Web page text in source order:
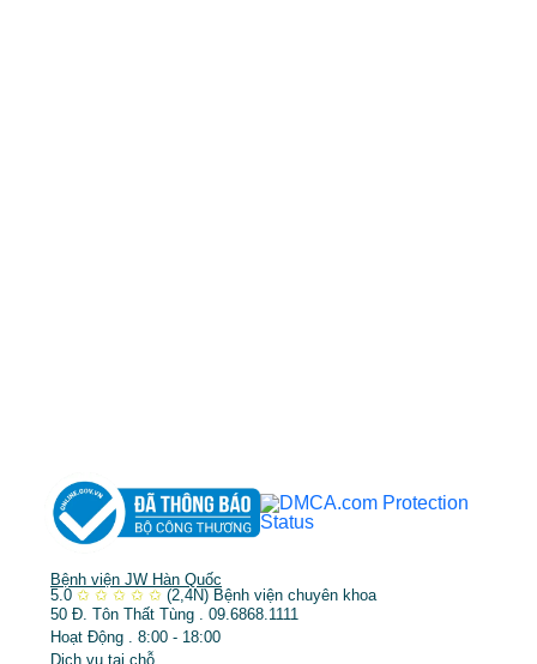
Bệnh viện JW Hàn Quốc
5.0 ✩ ✩ ✩ ✩ ✩ (2,4N) Bệnh viện chuyên khoa
50 Đ. Tôn Thất Tùng . 09.6868.1111
Hoạt Động . 8:00 - 18:00
Dịch vụ tại chỗ